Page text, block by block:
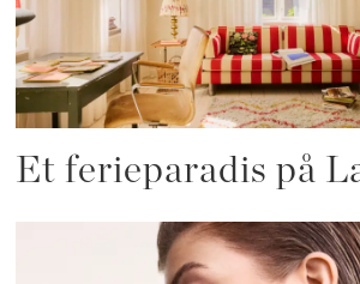
Et ferieparadis på